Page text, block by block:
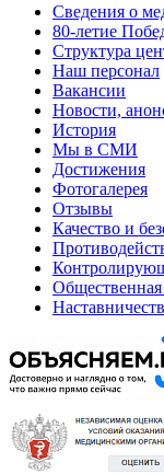
Сведения о
80-летие
Структура
Наш персонал
Вакансии
Новости,
История
Мы в СМИ
Достижения
Фотогалерея
Отзывы
Качество и
Общественная